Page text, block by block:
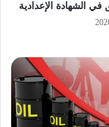
الشهادة الإعدادية